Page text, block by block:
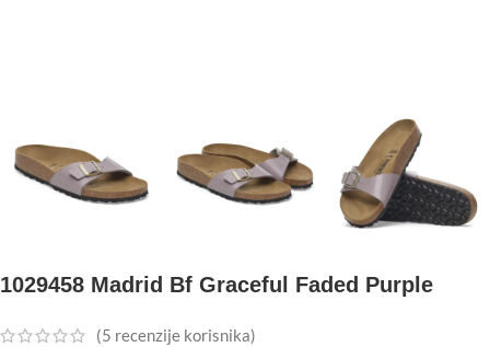
1029458 Madrid Bf Graceful Faded Purple
(5 recenzije korisnika)